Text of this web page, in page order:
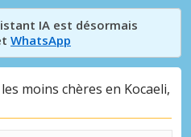
IA est désormais
WhatsApp
moins chères en Kocaeli,